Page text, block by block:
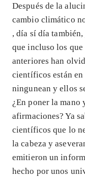
Después de la
cambio climático
, día sí día
que incluso los
anteriores han
científicos están en
ningunean y ellos
¿En poner la
afirmaciones? Ya
científicos que lo
la cabeza y
emitieron un
hecho por unos